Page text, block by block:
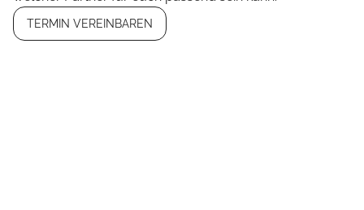
TERMIN VEREINBAREN